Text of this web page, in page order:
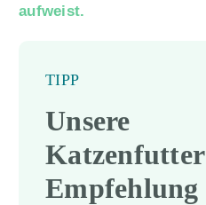
aufweist.
TIPP
Unsere
Katzenfutter
Empfehlung